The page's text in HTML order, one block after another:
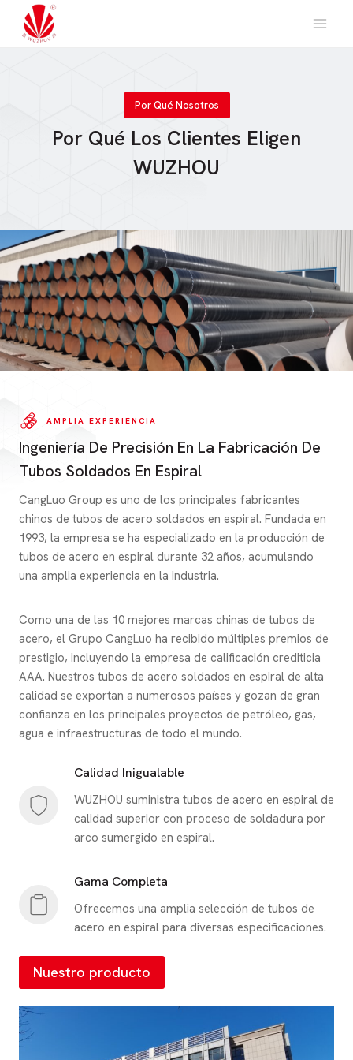
Saltar
contenido
Por Qué Nosotros
Por Qué Los Clientes Eligen
WUZHOU
AMPLIA EXPERIENCIA
Ingeniería De Precisión En La Fabricación De
Tubos Soldados En Espiral
CangLuo Group es uno de los principales fabricantes
chinos de tubos de acero soldados en espiral. Fundada en
1993, la empresa se ha especializado en la producción de
tubos de acero en espiral durante 32 años, acumulando
una amplia experiencia en la industria.
Como una de las 10 mejores marcas chinas de tubos de
acero, el Grupo CangLuo ha recibido múltiples premios de
prestigio, incluyendo la empresa de calificación crediticia
AAA. Nuestros tubos de acero soldados en espiral de alta
calidad se exportan a numerosos países y gozan de gran
confianza en los principales proyectos de petróleo, gas,
agua e infraestructuras de todo el mundo.
Calidad Inigualable
WUZHOU suministra tubos de acero en espiral de
calidad superior con proceso de soldadura por
arco sumergido en espiral.
Gama Completa
Ofrecemos una amplia selección de tubos de
acero en espiral para diversas especificaciones.
Nuestro producto